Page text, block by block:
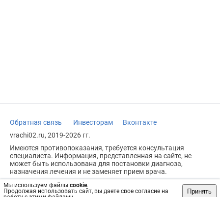
Мы используем файлы cookie.
Продолжая использовать сайт, вы даете свое согласие на
Принять
Обратная связь Инвесторам
Вконтакте
vrachi02.ru, 2019-2026 гг.
Имеются противопоказания, требуется консультация
специалиста. Информация, представленная на сайте, не
может быть использована для постановки диагноза,
назначения лечения и не заменяет прием врача.
Возрастное ограничение: 18+